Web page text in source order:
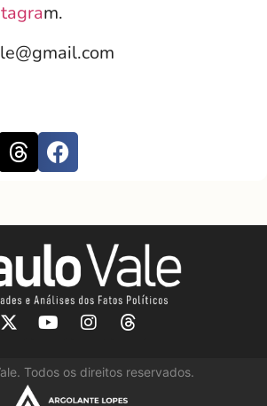
m.
Todos os direitos reservados.